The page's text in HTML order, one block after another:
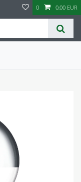
0 0,00 EUR